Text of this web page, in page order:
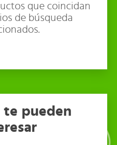
que coincidan
de búsqueda
te pueden